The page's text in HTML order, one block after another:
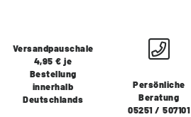
Versandpauschale
4,95 € je
Bestellung
innerhalb
Deutschlands
Persönliche
Beratung
05251 / 507101